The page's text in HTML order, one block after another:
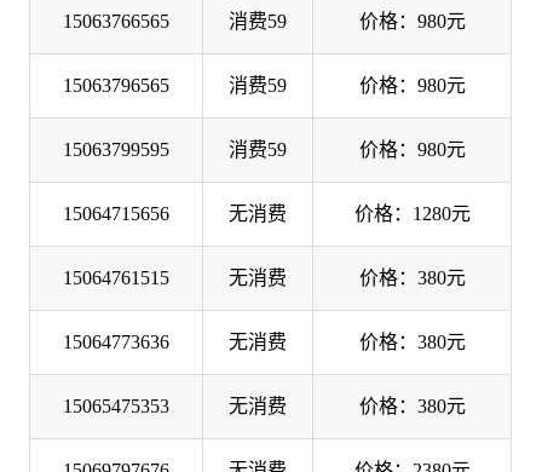
15063766565 消费59 价格：980元
15063796565 消费59 价格：980元
15063799595 消费59 价格：980元
15064715656 无消费 价格：1280元
15064761515 无消费 价格：380元
15064773636 无消费 价格：380元
15065475353 无消费 价格：380元